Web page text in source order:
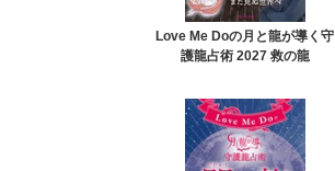
Love Me Doの月と龍が導く守
護龍占術 2027 救の龍